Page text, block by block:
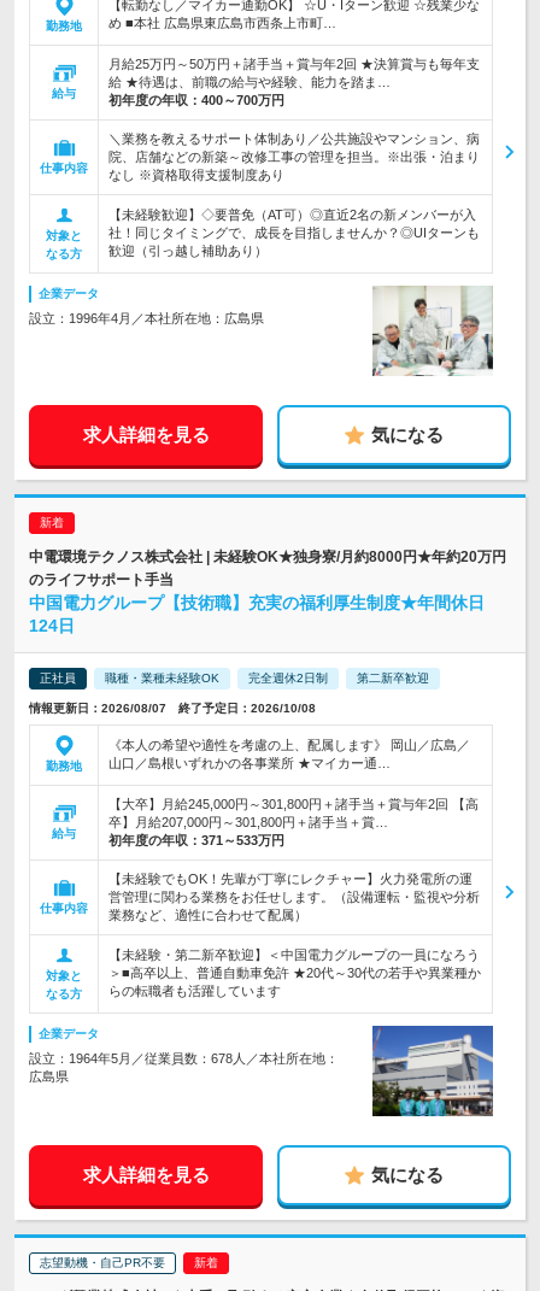
勤務地
【転勤なし／マイカー通勤OK】 ☆U・Iターン歓迎 ☆残業少な
め ■本社 広島県東広島市西条上市町…
給与
月給25万円～50万円＋諸手当＋賞与年2回 ★決算賞与も毎年支
給 ★待遇は、前職の給与や経験、能力を踏ま…
初年度の年収： 400～700万円
仕事内容
＼業務を教えるサポート体制あり／公共施設やマンション、病
院、店舗などの新築～改修工事の管理を担当。※出張・泊まり
なし ※資格取得支援制度あり
対象と
なる方
【未経験歓迎】◇要普免（AT可）◎直近2名の新メンバーが入
社！同じタイミングで、成長を目指しませんか？◎UIターンも
歓迎（引っ越し補助あり）
企業データ
設立：1996年4月／本社所在地：広島県
求人詳細を見る 気になる
中電環境テクノス株式会社 | 未経験OK★独身寮/月約8000円★年約20万円
のライフサポート手当
中国電力グループ【技術職】充実の福利厚生制度★年間休日
124日
正社員 職種・業種未経験OK 完全週休2日制 第二新卒歓迎
情報更新日：2026/08/07 終了予定日：2026/10/08
勤務地
《本人の希望や適性を考慮の上、配属します》 岡山／広島／
山口／島根いずれかの各事業所 ★マイカー通…
給与
【大卒】月給245,000円～301,800円＋諸手当＋賞与年2回 【高
卒】月給207,000円～301,800円＋諸手当＋賞…
初年度の年収： 371～533万円
仕事内容
【未経験でもOK！先輩が丁寧にレクチャー】火力発電所の運
営管理に関わる業務をお任せします。（設備運転・監視や分析
業務など、適性に合わせて配属）
対象と
なる方
【未経験・第二新卒歓迎】＜中国電力グループの一員になろう
＞■高卒以上、普通自動車免許 ★20代～30代の若手や異業種か
らの転職者も活躍しています
企業データ
設立：1964年5月／従業員数：678人／本社所在地：
広島県
求人詳細を見る 気になる
志望動機・自己PR不要